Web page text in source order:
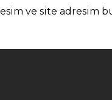
ve site adresim